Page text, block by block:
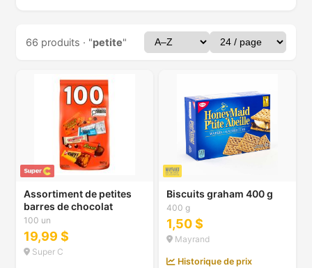
66 produits · "petite"
Assortiment de petites
barres de chocolat
100 un
19,99 $
Super C
Biscuits graham 400 g
400 g
1,50 $
Mayrand
Historique de prix